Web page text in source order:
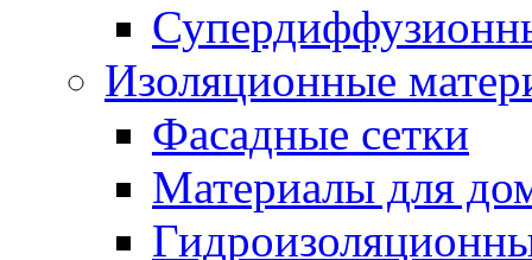
Изоляционные
Фасадные сетки
Материалы для